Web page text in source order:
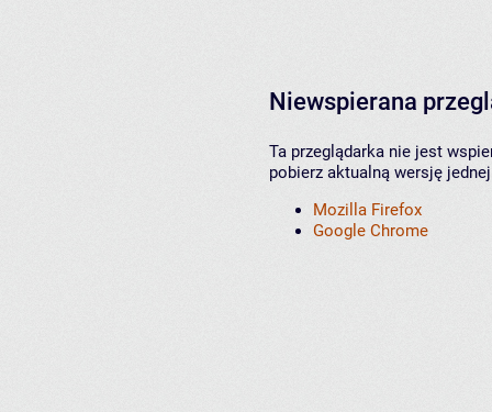
Niewspierana
Ta przeglądarka nie jest
pobierz aktualną wersję
Mozilla Firefox
Google Chrome